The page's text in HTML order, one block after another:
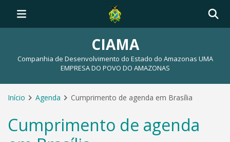
CIAMA
Companhia de Desenvolvimento do Estado do Amazonas UMA
EMPRESA DO POVO DO AMAZONAS
Início Agenda Cumprimento de agenda em Brasília
Cumprimento de agenda